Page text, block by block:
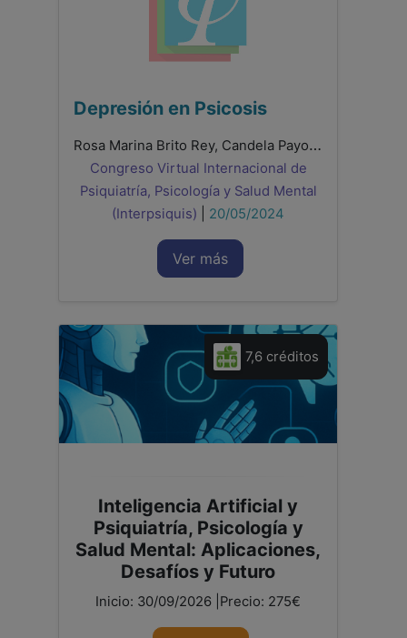
Depresión en Psicosis
Rosa Marina Brito Rey, Candela Payo Rodríguez, Ramón Kristofer González Bolaños, Carmen García Cerdán, Laura Fernández Alonso, Claudia Matos Spohring
Congreso Virtual Internacional de
Psiquiatría, Psicología y Salud Mental
(Interpsiquis)
20/05/2024
Ver más
7,6 créditos
Inteligencia Artificial y
Psiquiatría, Psicología y
Salud Mental: Aplicaciones,
Desafíos y Futuro
Inicio: 30/09/2026 |Precio: 275€